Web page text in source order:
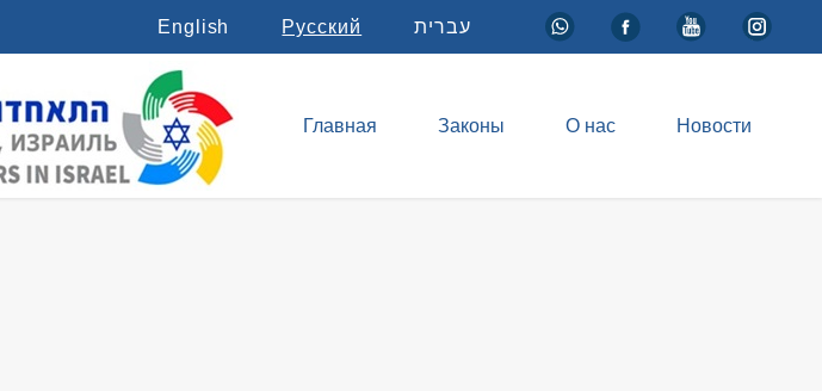
English Русский עברית
Главная Законы О нас Новости